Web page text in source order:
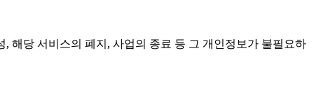
해당 서비스의 폐지, 사업의 종료 등 그 개인정보가 불필요하